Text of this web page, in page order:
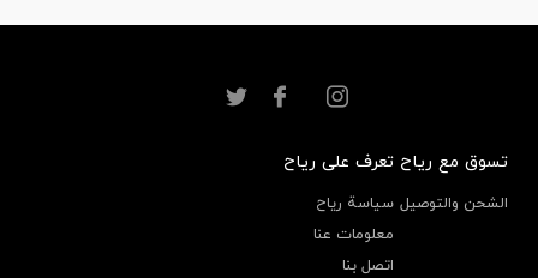
تسوق مع رياح
الشحن والتوصيل
تعرف على رياح
سياسة رياح
معلومات عنا
اتصل بنا